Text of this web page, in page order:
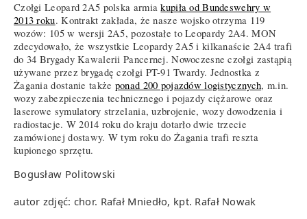
Czołgi Leopard 2A5 polska armiakupiła od Bundeswehry w
2013 roku. Kontrakt zakłada, że nasze wojsko otrzyma 119
wozów: 105 w wersji 2A5, pozostałe to Leopardy 2A4. MON
zdecydowało, że wszystkie Leopardy 2A5 i kilkanaście 2A4 trafi
do 34 Brygady Kawalerii Pancernej. Nowoczesne czołgi zastąpią
używane przez brygadę czołgi PT-91 Twardy. Jednostka z
Żagania dostanie także ponad 200 pojazdów logistycznych, m.in.
wozy zabezpieczenia technicznego i pojazdy ciężarowe oraz
laserowe symulatory strzelania, uzbrojenie, wozy dowodzenia i
radiostacje. W 2014 roku do kraju dotarło dwie trzecie
zamówionej dostawy. W tym roku do Żagania trafi reszta
kupionego sprzętu.
Bogusław Politowski
autor zdjęć: chor. Rafał Mniedło, kpt. Rafał Nowak